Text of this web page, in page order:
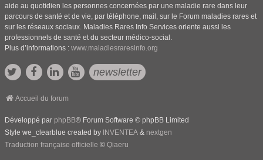
aide au quotidien les personnes concernées par une maladie rare dans leur
parcours de santé et de vie, par téléphone, mail, sur le Forum maladies rares et
sur les réseaux sociaux. Maladies Rares Info Services oriente aussi les
professionnels de santé et du secteur médico-social.
Plus d’informations : www.maladiesraresinfo.org
newsletter
Accueil du forum
Développé par phpBB® Forum Software © phpBB Limited
Style we_clearblue created by INVENTEA & nextgen
Traduction française officielle © Qiaeru